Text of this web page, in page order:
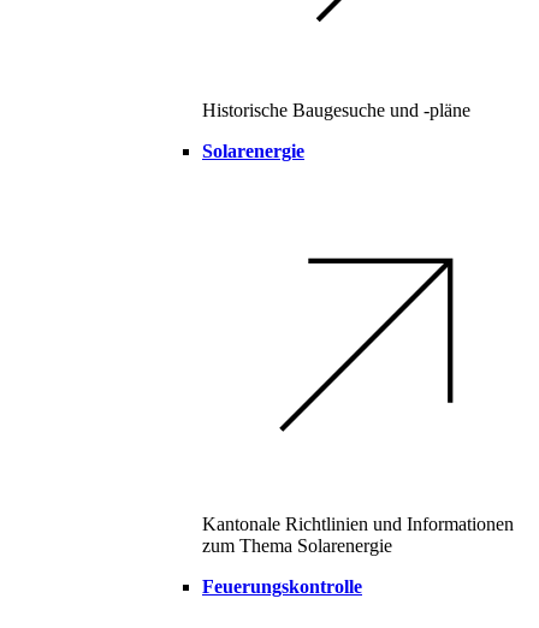
Historische Baugesuche und -pläne
Solarenergie
Kantonale Richtlinien und Informationen
zum Thema Solarenergie
Feuerungskontrolle